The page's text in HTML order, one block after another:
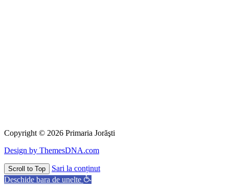
Copyright © 2026 Primaria Jorăşti
Design by ThemesDNA.com
Scroll to Top
Sari la conținut
Deschide bara de unelte